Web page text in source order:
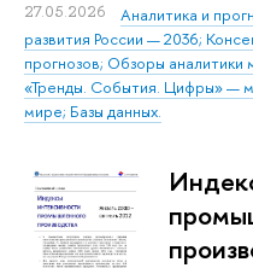
27.05.2026
Аналитика и
развития России — 2036;
прогнозов; Обзоры
«Тренды. События. Цифры» —
мире; Базы данных.